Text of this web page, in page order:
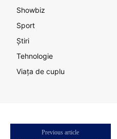
Showbiz
Sport
Știri
Tehnologie
Viața de cuplu
Previous article